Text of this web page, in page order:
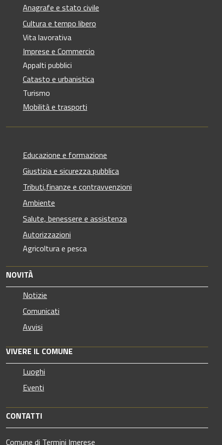
Anagrafe e stato civile
Cultura e tempo libero
Vita lavorativa
Imprese e Commercio
Appalti pubblici
Catasto e urbanistica
Turismo
Mobilità e trasporti
Educazione e formazione
Giustizia e sicurezza pubblica
Tributi,finanze e contravvenzioni
Ambiente
Salute, benessere e assistenza
Autorizzazioni
Agricoltura e pesca
NOVITÀ
Notizie
Comunicati
Avvisi
VIVERE IL COMUNE
Luoghi
Eventi
CONTATTI
Comune di Termini Imerese